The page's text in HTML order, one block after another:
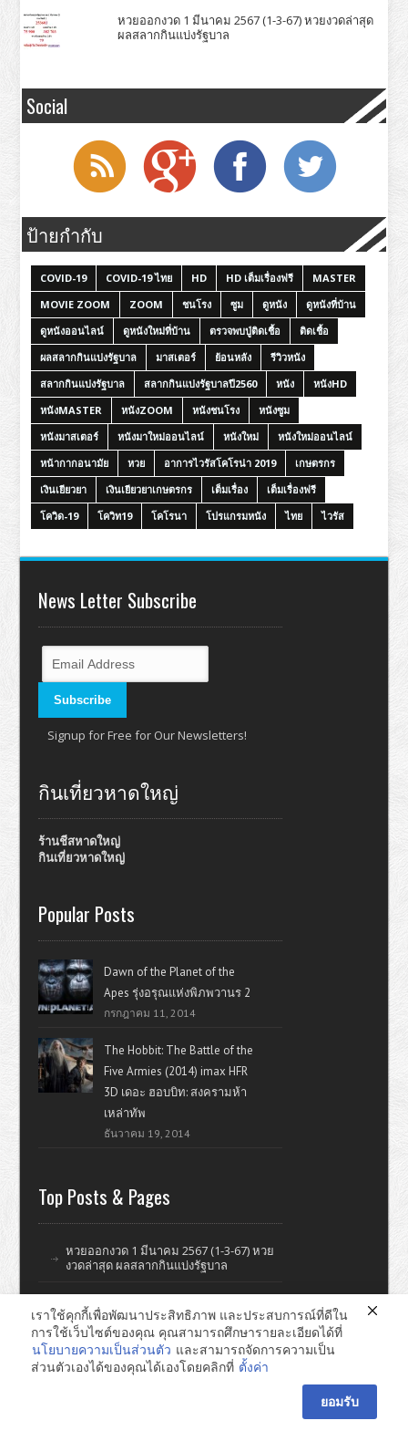
หวยออกงวด 1 มีนาคม 2567 (1-3-67) หวยงวดล่าสุด
ผลสลากกินแบ่งรัฐบาล
Social
ป้ายกำกับ
COVID-19 COVID-19 ไทย HD HD เต็มเรื่องฟรี
MASTER
MOVIE ZOOM
ZOOM ชนโรง ซูม ดูหนัง
ดูหนังที่บ้าน
ดูหนังออนไลน์
ดูหนังใหม่ที่บ้าน ตรวจพบปู่ติดเชื้อ
ติดเชื้อ
ผลสลากกินแบ่งรัฐบาล
มาสเตอร์ ย้อนหลัง
รีวิวหนัง
สลากกินแบ่งรัฐบาล
สลากกินแบ่งรัฐบาลปี2560 หนัง
หนังHD
หนังMASTER
หนังZOOM หนังชนโรง
หนังซูม
หนังมาสเตอร์
หนังมาใหม่ออนไลน์ หนังใหม่
หนังใหม่ออนไลน์
หน้ากากอนามัย
หวย อาการไวรัสโคโรน่า 2019
เกษตรกร
เงินเยียวยา
เงินเยียวยาเกษตรกร เต็มเรื่อง
เต็มเรื่องฟรี
โควิด-19
โควิท19 โคโรนา โปรแกรมหนัง ไทย ไวรัส
News Letter Subscribe
Signup for Free for Our Newsletters!
กินเที่ยวหาดใหญ่
ร้านชีสหาดใหญ่
กินเที่ยวหาดใหญ่
Popular Posts
Dawn of the Planet of the
Apes รุ่งอรุณแห่งพิภพวานร 2
กรกฎาคม 11, 2014
The Hobbit: The Battle of the
Five Armies (2014) imax HFR
3D เดอะ ฮอบบิท: สงครามห้า
เหล่าทัพ
ธันวาคม 19, 2014
Top Posts & Pages
หวยออกงวด 1 มีนาคม 2567 (1-3-67) หวย
งวดล่าสุด ผลสลากกินแบ่งรัฐบาล
ดูหนังออนไลน์ หนังใหม่ แรงบันดาลใจ ไอที รีวิววิจารณ์หนังมั่วๆ
หาดใหญ่ ทำเว็บไซต์ © 2026
E-mail : pomsuay@gmail.com
เราใช้คุกกี้เพื่อพัฒนาประสิทธิภาพ และประสบการณ์ที่ดีใน
การใช้เว็บไซต์ของคุณ คุณสามารถศึกษารายละเอียดได้ที่
นโยบายความเป็นส่วนตัว และสามารถจัดการความเป็น
ส่วนตัวเองได้ของคุณได้เองโดยคลิกที่ ตั้งค่า
ยอมรับ